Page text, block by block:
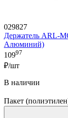
029827
Держатель ARL-
Алюминий)
10997
₽/шт
В наличии
Пакет